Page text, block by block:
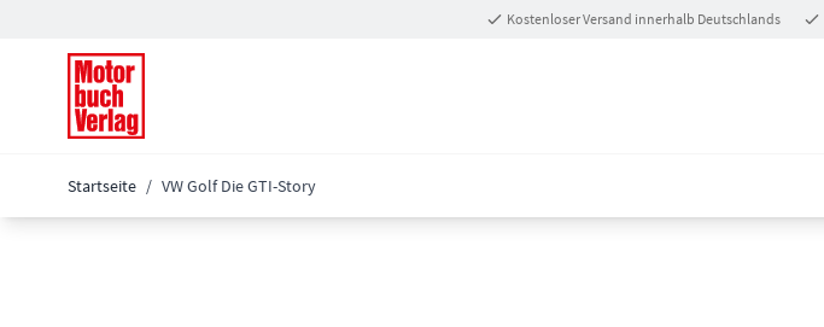
Kostenloser Versand innerhalb Deutschlands
Startseite / VW Golf Die GTI-Story